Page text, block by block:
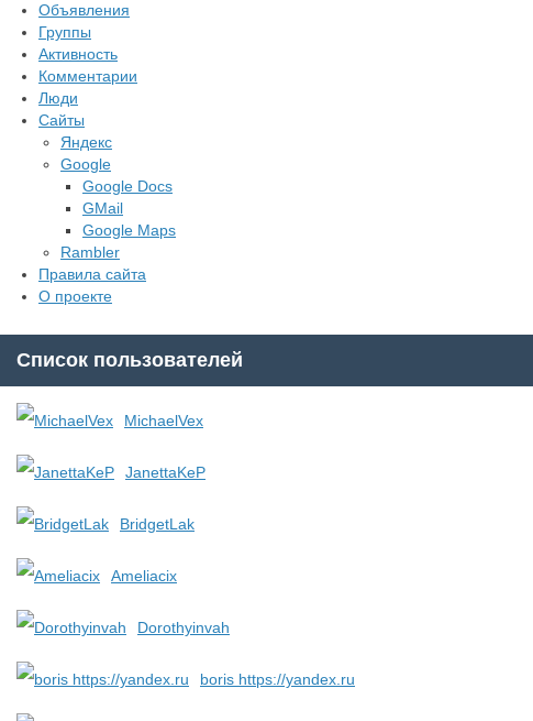
Объявления
Группы
Активность
Комментарии
Люди
Сайты
Яндекс
Google
Google Docs
GMail
Google Maps
Rambler
Правила сайта
О проекте
Список пользователей
MichaelVex
JanettaKeP
BridgetLak
Ameliacix
Dorothyinvah
boris https://yandex.ru